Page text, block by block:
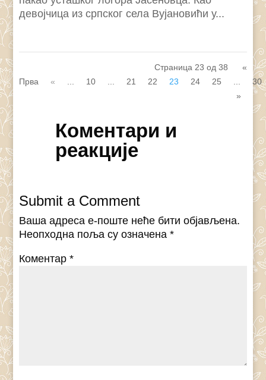
девојчица из српског села Вујановићи у...
Страница 23 од 38
«
Прва
« 10 21 22 23 24 25
30
»
Коментари и
реакције
Submit a Comment
Ваша адреса е-поште неће бити објављена.
Неопходна поља су означена*
Коментар*